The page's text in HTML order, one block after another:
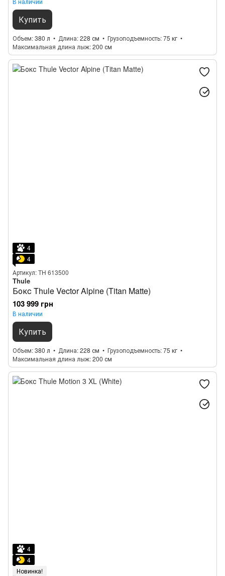
Купить
Объем 380 л Длина 228 см Грузоподъемность 75 кг
Максимальная длина лыж 200 см
4
4
Артикул: TH 613500
Thule
Бокс Thule Vector Alpine (Titan Matte)
103 999 грн
В наличии
Купить
Объем 380 л Длина 228 см Грузоподъемность 75 кг
Максимальная длина лыж 200 см
4
4
Новинка!